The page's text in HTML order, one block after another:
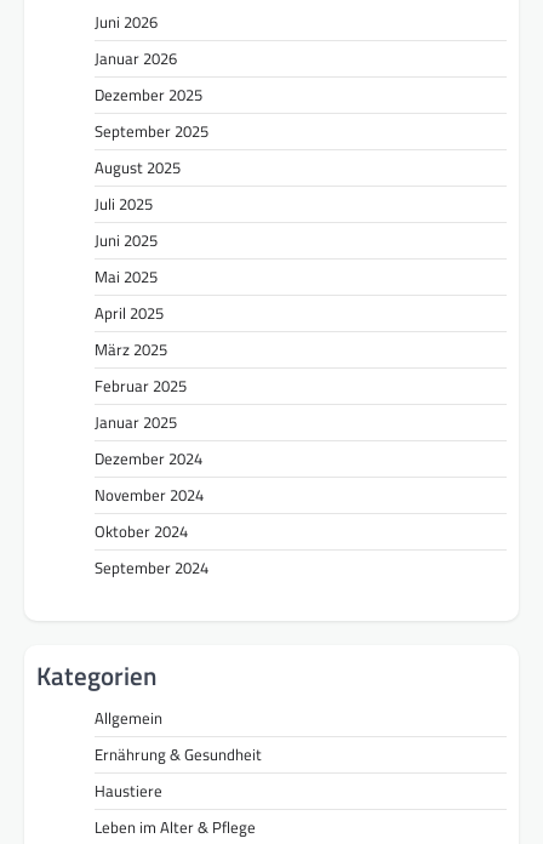
Juni 2026
Januar 2026
Dezember 2025
September 2025
August 2025
Juli 2025
Juni 2025
Mai 2025
April 2025
März 2025
Februar 2025
Januar 2025
Dezember 2024
November 2024
Oktober 2024
September 2024
Kategorien
Allgemein
Ernährung & Gesundheit
Haustiere
Leben im Alter & Pflege